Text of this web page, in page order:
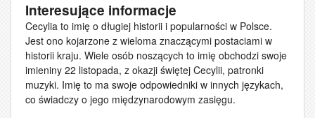
Interesujące informacje
Cecylia to imię o długiej historii i popularności w Polsce.
Jest ono kojarzone z wieloma znaczącymi postaciami w
historii kraju. Wiele osób noszących to imię obchodzi swoje
imieniny 22 listopada, z okazji świętej Cecylii, patronki
muzyki. Imię to ma swoje odpowiedniki w innych językach,
co świadczy o jego międzynarodowym zasięgu.